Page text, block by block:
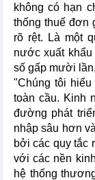
không có hạn
thống thuế đơn
rõ rệt. Là một
nước xuất
số gấp mười
"Chúng tôi
toàn cầu. Kinh
đường phát
nhập sâu hơn
bởi các quy tắc
với các nền
hệ thống